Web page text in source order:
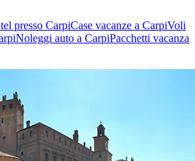
presso CarpiCase vacanze a CarpiVoli
Noleggi auto a CarpiPacchetti vacanza